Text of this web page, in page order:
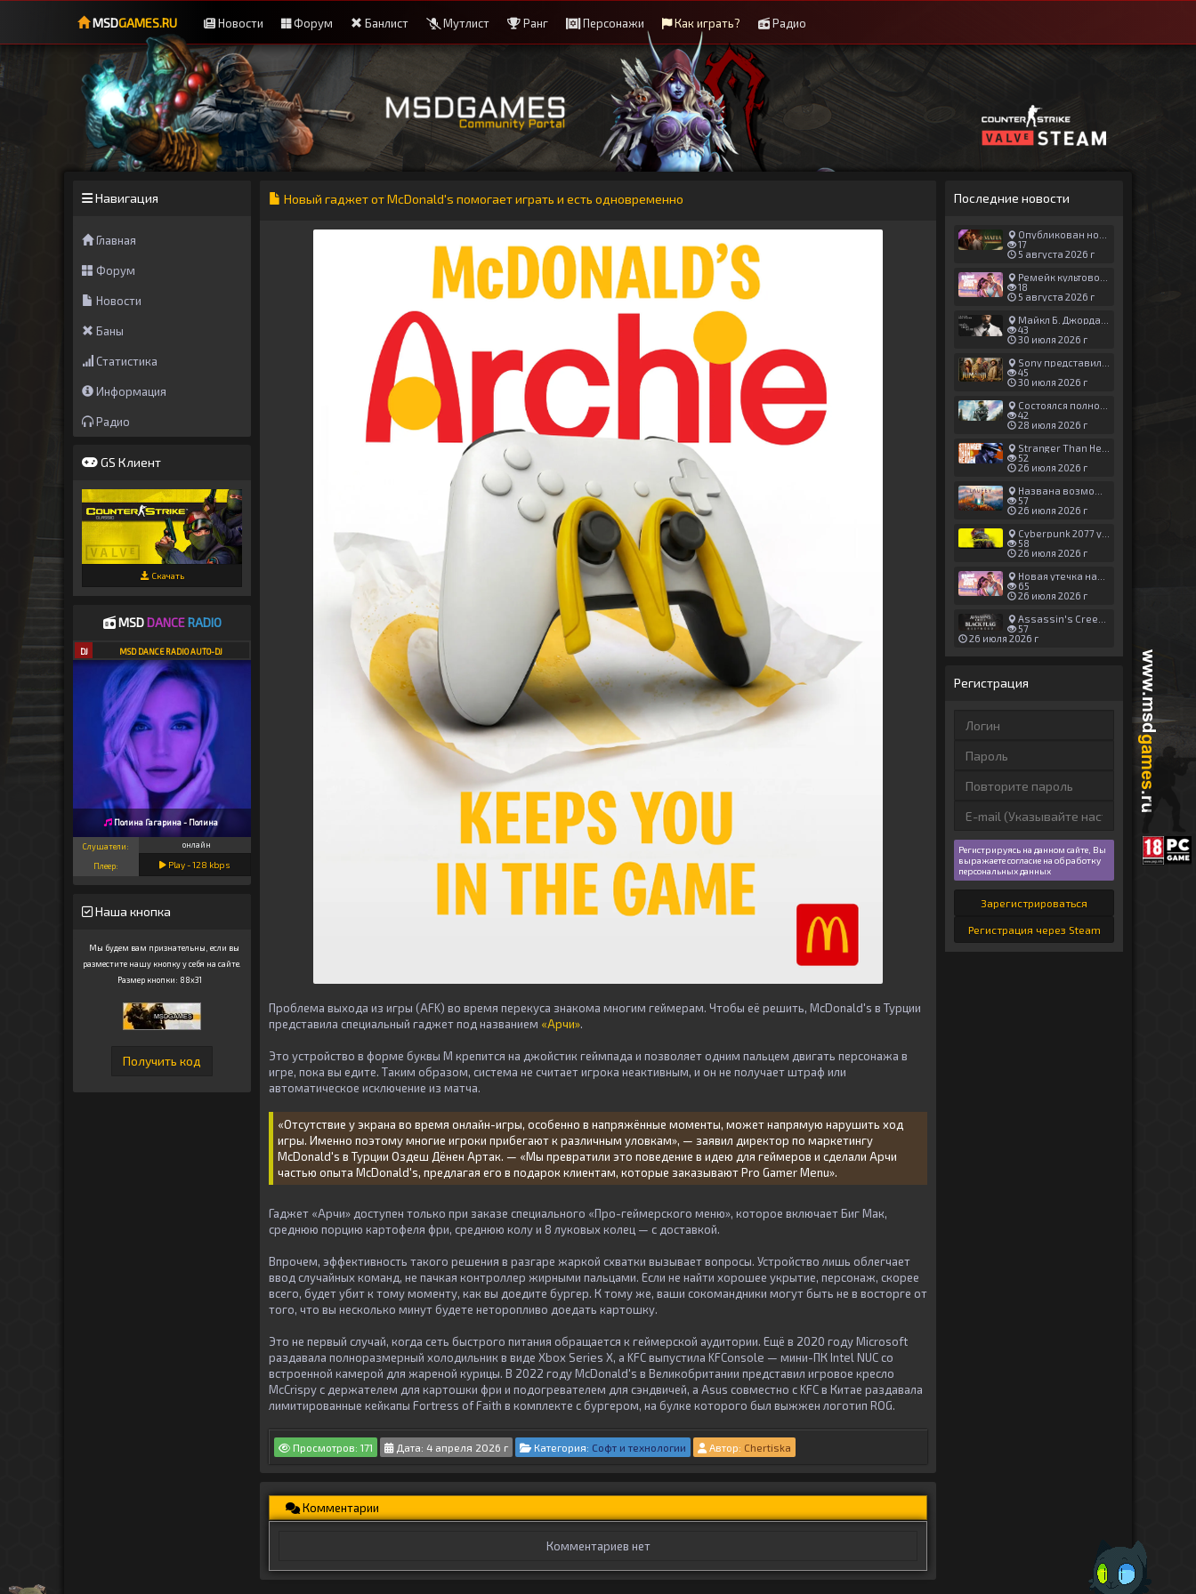
MSDGAMES.RU Новости Форум Банлист Мутлист Ранг Персонажи Как играть? Радио
Навигация
Главная
Форум
Новости
Баны
Статистика
Информация
Радио
GS Клиент
Скачать
MSDDANCE RADIO
DJ MSD DANCE RADIO AUTO-DJ
Полина Гагарина - Полина
Слушатели: онлайн
Плеер: Play -128 kbps
Наша кнопка
Мы будем вам признательны, если вы
разместите нашу кнопку у себя на сайте.
Размер кнопки: 88x31
Новый гаджет от McDonald's помогает играть и есть одновременно
Проблема выхода из игры (AFK) во время перекуса знакома многим геймерам. Чтобы её решить, McDonald's в Турции
представила специальный гаджет под названием «Арчи».
Это устройство в форме буквы M крепится на джойстик геймпада и позволяет одним пальцем двигать персонажа в
игре, пока вы едите. Таким образом, система не считает игрока неактивным, и он не получает штраф или
автоматическое исключение из матча.
«Отсутствие у экрана во время онлайн-игры, особенно в напряжённые моменты, может напрямую нарушить ход
игры. Именно поэтому многие игроки прибегают к различным уловкам», — заявил директор по маркетингу
McDonald's в Турции Оздеш Дёнен Артак. — «Мы превратили это поведение в идею для геймеров и сделали Арчи
частью опыта McDonald's, предлагая его в подарок клиентам, которые заказывают Pro Gamer Menu».
Гаджет «Арчи» доступен только при заказе специального «Про-геймерского меню», которое включает Биг Мак,
среднюю порцию картофеля фри, среднюю колу и 8 луковых колец — с доставкой.
Впрочем, эффективность такого решения в разгаре жаркой схватки вызывает вопросы. Устройство лишь облегчает
ввод случайных команд, не пачкая контроллер жирными пальцами. Если не найти хорошее укрытие, персонаж, скорее
всего, будет убит к тому моменту, как вы доедите бургер. К тому же, ваши сокомандники могут быть не в восторге от
того, что вы несколько минут будете неторопливо доедать картошку.
Это не первый случай, когда сеть быстрого питания обращается к геймерской аудитории. Ещё в 2020 году Microsoft
раздавала полноразмерный холодильник в виде Xbox Series X, а KFC выпустила KFConsole — мини-ПК Intel NUC со
встроенной камерой для жареной курицы. В 2022 году McDonald's в Великобритании представил игровое кресло
McCrispy с держателем для картошки фри и подогревателем для сэндвичей, а Asus совместно с KFC в Китае раздавала
лимитированные кейкапы Fortress of Faith в комплекте с бургером, на булке которого был выжжен логотип ROG.
Просмотров: 171 Дата: 4 апреля 2026 г Категория: Софт и технологии Автор: Chertiska
Комментарии
Комментариев нет
Последние новости
Опубликован новый геймплей Man of Honor для Mafia: The Old Country
17
5 августа 2026 г
Ремейк культовой японской игры задержали ради выхода GTA 6
18
5 августа 2026 г
Майкл Б. Джордан сыграл главную роль в новой «Афере Томаса Крауна»
43
30 июля 2026 г
Sony представила трейлер новой части «Джуманджи»
45
30 июля 2026 г
Состоялся полноценный релиз Halo: Campaign Evolved
42
28 июля 2026 г
Stranger Than Heaven получила новый трейлер с акцентом на жестокие драки
52
26 июля 2026 г
Названа возможная дата выхода God of War: Laufey — 16 февраля 2027 года
57
26 июля 2026 г
Cyberpunk 2077 установила новый рекорд: 1,5 млрд загрузок модов, в топе — контент 18+
58
26 июля 2026 г
Новая утечка намекает на выход третьего трейлера GTA 6 уже 7 августа
65
26 июля 2026 г
Assassin's Creed Black Flag Resynced может позаимствовать систему испытаний у Mirage
57
26 июля 2026 г
Регистрация
Регистрируясь на данном сайте, Вы
выражаете согласие на обработку
персональных данных
Зарегистрироваться
Регистрация через Steam